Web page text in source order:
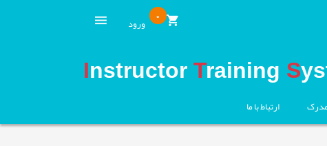
0 ورود
Instructor Training S
ارتباط با ما